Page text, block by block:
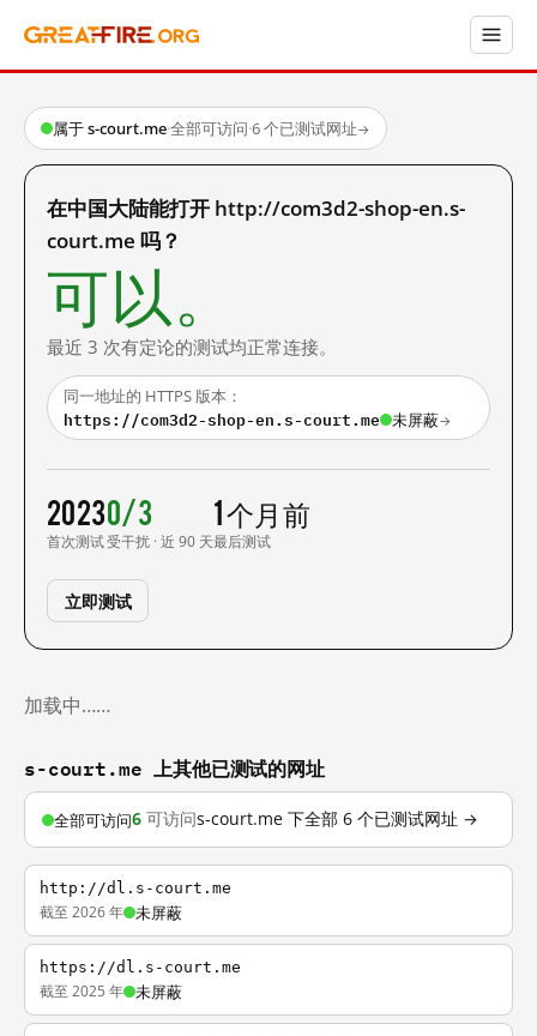
属于 s-court.me·全部可访问·6 个已测试网址→
在中国大陆能打开 http://com3d2-shop-en.s-
court.me 吗？
可以。
最近 3 次有定论的测试均正常连接。
同一地址的 HTTPS 版本：
https://com3d2-shop-en.s-court.me 未屏蔽→
2023
首次测试
0/3
受干扰 · 近 90 天
1 个月前
最后测试
立即测试
加载中……
s-court.me 上其他已测试的网址
全部可访问6 可访问s-court.me 下全部 6 个已测试网址 →
http://dl.s-court.me
截至 2026 年 未屏蔽
https://dl.s-court.me
截至 2025 年 未屏蔽